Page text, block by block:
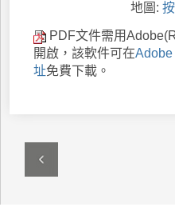
地圖:
PDF文件需用
開啟，該軟件可在Adobe
址免費下載。